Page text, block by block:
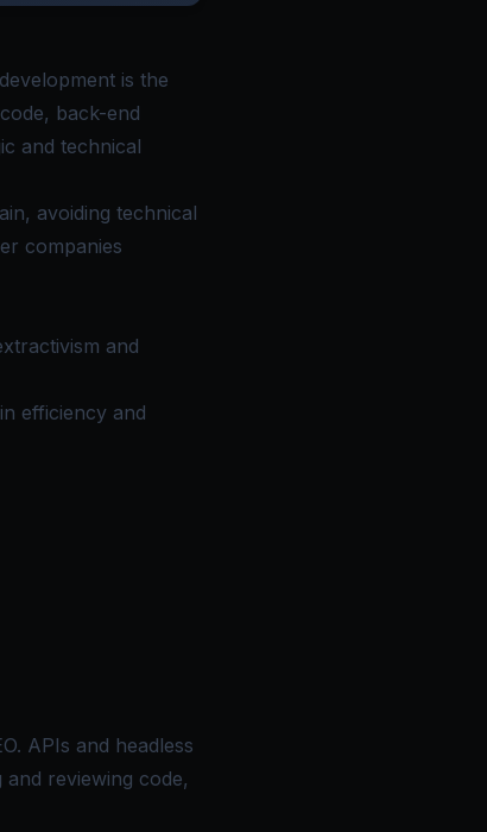
is the
back-end
and technical
avoiding technical
companies
and
efficiency and
APIs and headless
reviewing code,